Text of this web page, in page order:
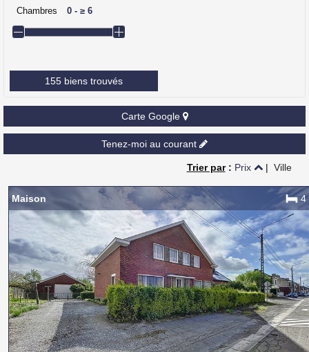
Chambres 0 -≥ 6
155 biens trouvés
Carte Google
Tenez-moi au courant
Trier par: Prix | Ville
Maison 4